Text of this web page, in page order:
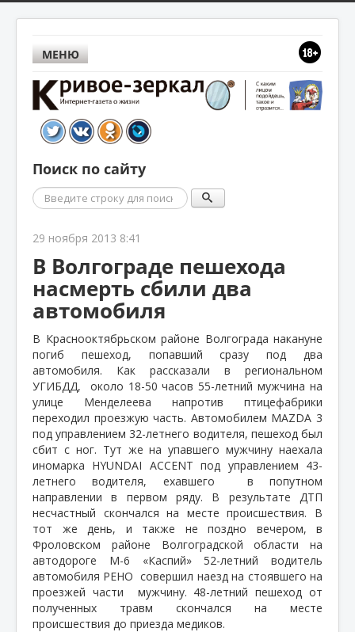
МЕНЮ
Поиск по сайту
Поиск
29 ноября 2013 8:41
В Волгограде пешехода
насмерть сбили два
автомобиля
В Краснооктябрьском районе Волгограда накануне
погиб пешеход, попавший сразу под два
автомобиля. Как рассказали в региональном
УГИБДД,
около 18-50 часов 55-летний мужчина на
улице Менделеева напротив птицефабрики
переходил проезжую часть. Автомобилем MAZDA 3
под управлением 32-летнего водителя, пешеход был
сбит с ног. Тут же на упавшего мужчину наехала
иномарка HYUNDAI ACCENT под управлением 43-
летнего водителя, ехавшего
в попутном
направлении в первом ряду. В результате ДТП
несчастный скончался на месте происшествия. В
тот же день, и также не поздно вечером, в
Фроловском районе Волгоградской области на
автодороге М-6 «Каспий» 52-летний водитель
автомобиля РЕНО совершил наезд на стоявшего на
проезжей части
мужчину. 48-летний пешеход от
полученных травм скончался на месте
происшествия до приезда медиков.